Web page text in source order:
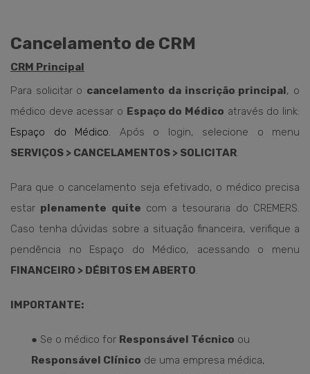
Cancelamento de CRM
CRM Principal
Para solicitar o cancelamento da inscrição principal, o
médico deve acessar o Espaço do Médico através do link:
Espaço do Médico. Após o login, selecione o menu
SERVIÇOS > CANCELAMENTOS > SOLICITAR.
Para que o cancelamento seja efetivado, o médico precisa
estar plenamente quite com a tesouraria do CREMERS.
Caso tenha dúvidas sobre a situação financeira, verifique a
pendência no Espaço do Médico, acessando o menu
FINANCEIRO > DÉBITOS EM ABERTO.
IMPORTANTE:
● Se o médico for Responsável Técnico ou
Responsável Clínico de uma empresa médica,